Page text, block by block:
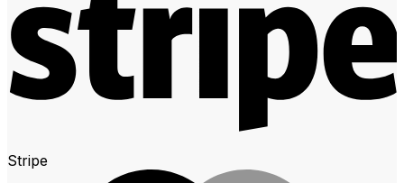
Stripe